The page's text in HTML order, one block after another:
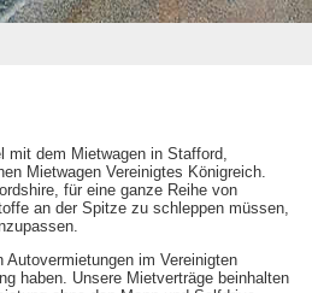
dem Mietwagen in Stafford,
Mietwagen Vereinigtes Königreich.
für eine ganze Reihe von
an der Spitze zu schleppen müssen,
im Vereinigten
haben. Unsere Mietverträge beinhalten